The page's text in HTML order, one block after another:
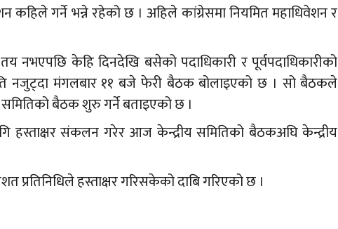
गर्ने भन्ने रहेको छ । अहिले कांग्रेसमा नियमित महाधिवेशन र
नभएपछि केहि दिनदेखि बसेको पदाधिकारी र पूर्वपदाधिकारीको
नजुट्दा मंगलबार ११ बजे फेरी बैठक बोलाइएको छ । सो बैठकले
बैठक शुरु गर्ने बताइएको छ ।
हस्ताक्षर संकलन गरेर आज केन्द्रीय समितिको बैठकअघि केन्द्रीय
प्रतिनिधिले हस्ताक्षर गरिसकेको दाबि गरिएको छ ।